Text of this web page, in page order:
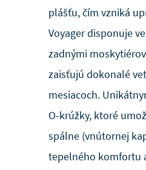
plášťu, čím vzniká
Voyager disponuje
zadnými
zaisťujú dokonalé
mesiacoch.
O-krúžky, ktoré
spálne (vnútornej
tepelného komfortu